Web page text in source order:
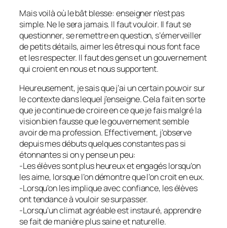
Mais voilà où le bât blesse: enseigner n’est pas
simple. Ne le sera jamais. Il faut vouloir. Il faut se
questionner, se remettre en question, s’émerveiller
de petits détails, aimer les êtres qui nous font face
et les respecter. Il faut des gens et un gouvernement
qui croient en nous et nous supportent.
Heureusement, je sais que j’ai un certain pouvoir sur
le contexte dans lequel j’enseigne. Cela fait en sorte
que je continue de croire en ce que je fais malgré la
vision bien fausse que le gouvernement semble
avoir de ma profession. Effectivement, j’observe
depuis mes débuts quelques constantes pas si
étonnantes si on y pense un peu:
-Les élèves sont plus heureux et engagés lorsqu’on
les aime, lorsque l’on démontre que l’on croit en eux.
-Lorsqu’on les implique avec confiance, les élèves
ont tendance à vouloir se surpasser.
-Lorsqu’un climat agréable est instauré, apprendre
se fait de manière plus saine et naturelle.